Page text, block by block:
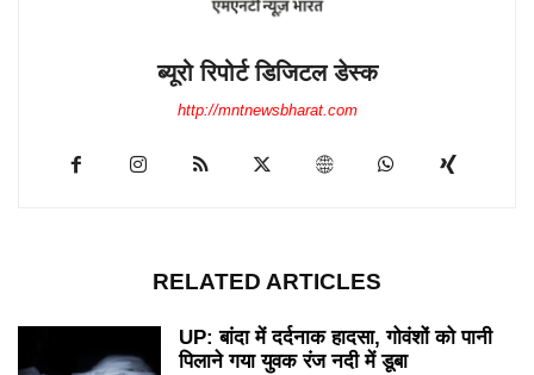
ब्यूरो रिपोर्ट डिजिटल डेस्क
http://mntnewsbharat.com
RELATED ARTICLES
UP: बांदा में दर्दनाक हादसा, गोवंशों को पानी
पिलाने गया युवक रंज नदी में डूबा